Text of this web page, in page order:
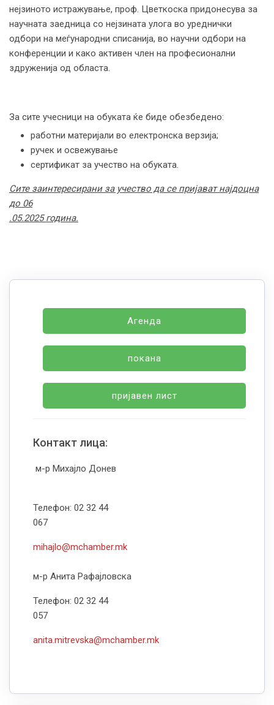
нејзиното истражување, проф. Цветкоска придонесува за
научната заедница со нејзината улога во уреднички
одбори на меѓународни списанија, во научни одбори на
конференции и како активен член на професионални
здруженија од областа.
За сите учесници на обуката ќе биде обезбедено:
работни материјали во електронска верзија;
ручек и освежување
сертификат за учество на обуката.
Сите заинтересирани за учество да се пријават најдоцна
до 06
.05.2025 година.
Агенда
покана
пријавен лист
Контакт лица:
м-р Михајло Донев
Телефон: 02 32 44
067
mihajlo@mchamber.mk
м-р Анита Рафајловска
Телефон: 02 32 44
057
anita.mitrevska@mchamber.mk